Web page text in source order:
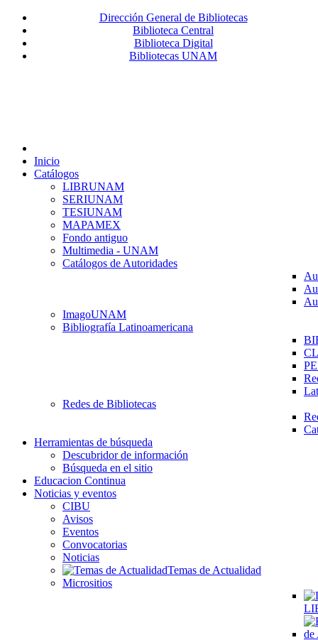
Dirección General de Bibliotecas
Biblioteca Central
Biblioteca Digital
Bibliotecas UNAM
Inicio
Catálogos
LIBRUNAM
SERIUNAM
TESIUNAM
MAPAMEX
Fondo antiguo
Multimedia - UNAM
Catálogos de Autoridades
ImagoUNAM
Bibliografía Latinoamericana
Redes de Bibliotecas
Herramientas de búsqueda
Descubridor de información
Búsqueda en el sitio
Educacion Continua
Noticias y eventos
CIBU
Avisos
Eventos
Convocatorias
Noticias
Temas de Actualidad
Micrositios